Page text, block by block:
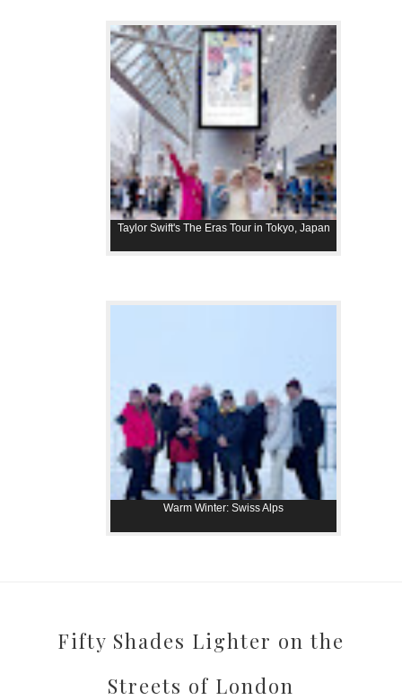
Taylor Swift's The Eras Tour in Tokyo, Japan
Warm Winter: Swiss Alps
Fifty Shades Lighter on the
Streets of London